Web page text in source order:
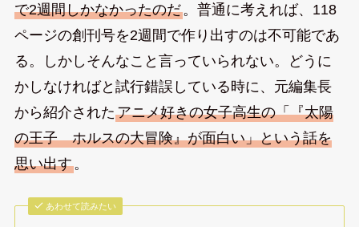
で2週間しかなかったのだ。普通に考えれば、118
ページの創刊号を2週間で作り出すのは不可能であ
る。しかしそんなこと言っていられない。どうに
かしなければと試行錯誤している時に、元編集長
から紹介されたアニメ好きの女子高生の「『太陽
の王子 ホルスの大冒険』が面白い」という話を
思い出す。
あわせて読みたい